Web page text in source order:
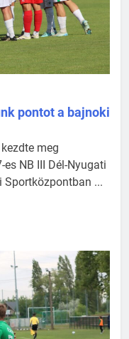
pontot a bajnoki
meg
NB III Dél-Nyugati
Sportközpontban ...